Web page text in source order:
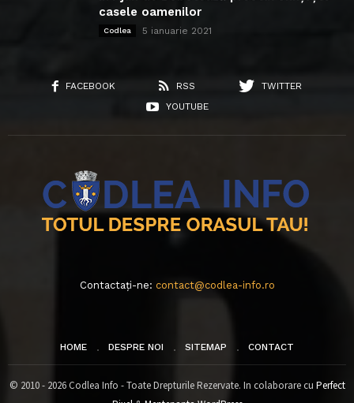
casele oamenilor
Codlea 5 ianuarie 2021
FACEBOOK RSS
TWITTER
YOUTUBE
Contactați-ne: contact@codlea-info.ro
HOME DESPRE NOI SITEMAP CONTACT
© 2010 - 2026 Codlea Info - Toate Drepturile Rezervate. In colaborare cu Perfect